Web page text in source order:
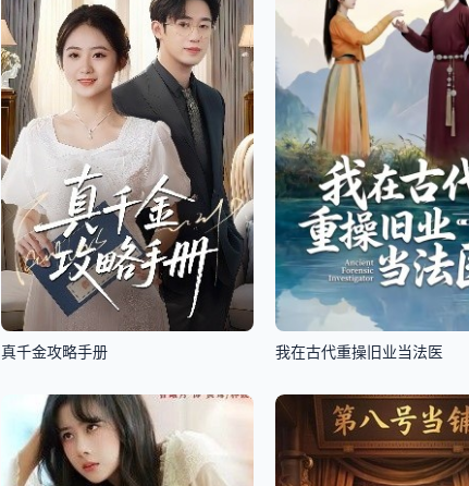
真千金攻略手册 我在古代重操旧业当法医